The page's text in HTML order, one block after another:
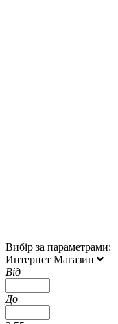
Вибір за параметрами:
Интернет Магазин
Від
До